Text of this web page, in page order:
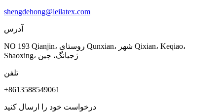
shengdehong@leilatex.com
آدرس
NO 193 Qianjin، روستای Qunxian، شهر Qixian، Keqiao،
Shaoxing، ژجیانگ، چین
تلفن
+8613588549061
درخواست خود را ارسال کنید